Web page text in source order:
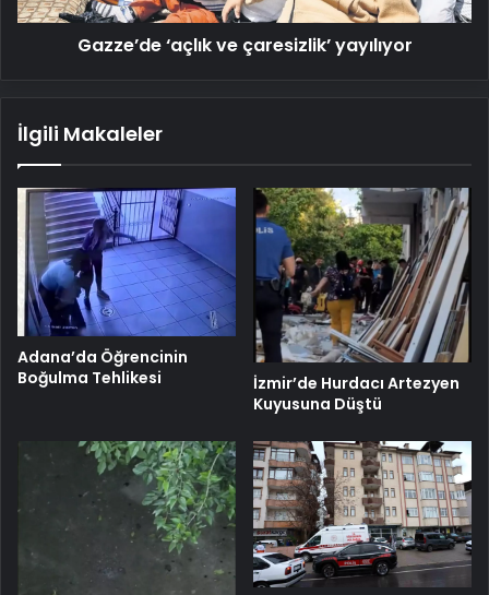
Gazze’de ‘açlık ve çaresizlik’ yayılıyor
İlgili Makaleler
Adana’da Öğrencinin
Boğulma Tehlikesi
İzmir’de Hurdacı Artezyen
Kuyusuna Düştü